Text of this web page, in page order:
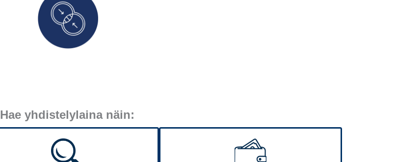
Hae yhdistelylaina näin: